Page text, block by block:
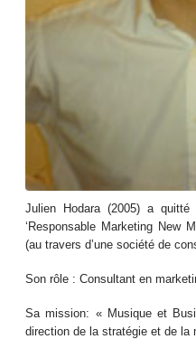
Julien Hodara (2005) a
‘Responsable Marketing New
(au travers d’une société de
Son rôle : Consultant en
Sa mission: « Musique et
direction de la stratégie et de la